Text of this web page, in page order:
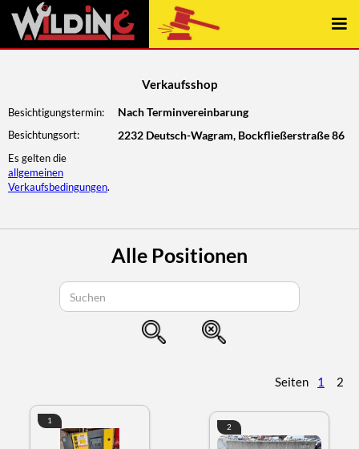
const { elementContains } = require("../../wwwroot/js/webflow");
Verkaufsshop
Besichtigungstermin: Nach Terminvereinbarung
Besichtungsort: 2232 Deutsch-Wagram, Bockfließerstraße 86
Es gelten die
allgemeinen
Verkaufsbedingungen.
Alle Positionen
Seiten 1 2
1
2